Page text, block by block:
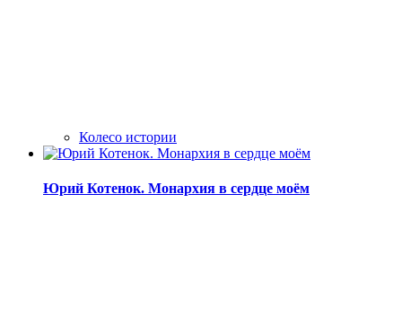
Колесо истории
Юрий Котенок. Монархия в сердце моём